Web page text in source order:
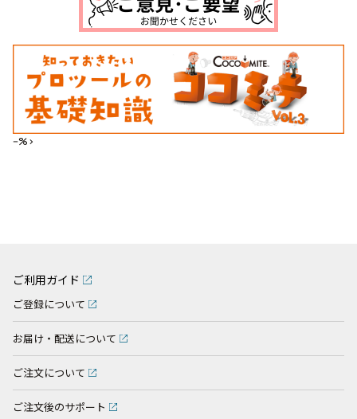
--%>
ご利用ガイド
ご登録について
お届け・配送について
ご注文について
ご注文後のサポート